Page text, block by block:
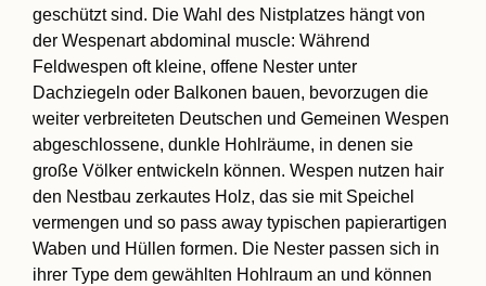
geschützt sind. Die Wahl des Nistplatzes hängt von
der Wespenart abdominal muscle: Während
Feldwespen oft kleine, offene Nester unter
Dachziegeln oder Balkonen bauen, bevorzugen die
weiter verbreiteten Deutschen und Gemeinen Wespen
abgeschlossene, dunkle Hohlräume, in denen sie
große Völker entwickeln können. Wespen nutzen hair
den Nestbau zerkautes Holz, das sie mit Speichel
vermengen und so pass away typischen papierartigen
Waben und Hüllen formen. Die Nester passen sich in
ihrer Type dem gewählten Hohlraum an und können